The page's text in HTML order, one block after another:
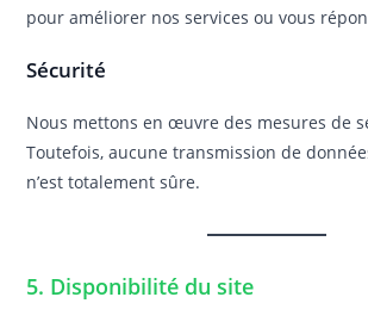
pour améliorer nos services ou vous
Sécurité
Nous mettons en œuvre des mesures de
Toutefois, aucune transmission de
n’est totalement sûre.
5. Disponibilité du site